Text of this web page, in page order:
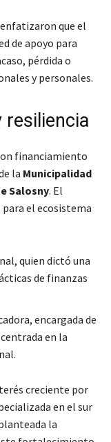
enfatizaron que el
de apoyo para
pérdida o
y personales.
resiliencia
financiamiento
la Municipalidad
Salosny. El
el ecosistema
quien dictó una
de finanzas
encargada de
en la
creciente por
en el sur
la